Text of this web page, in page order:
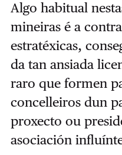
Algo habitual
mineiras é a
estratéxicas,
da tan ansiada
raro que formen
concelleiros dun
proxecto ou
asociación